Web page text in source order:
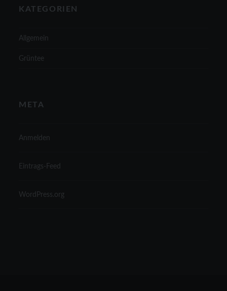
KATEGORIEN
Allgemein
Grüntee
META
Anmelden
Eintrags-Feed
WordPress.org